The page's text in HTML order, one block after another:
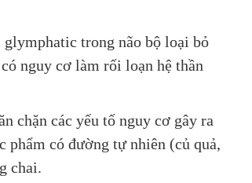
trong não bộ loại bỏ
nguy cơ làm rối loạn hệ thần
chặn các yếu tố nguy cơ gây ra
phẩm có đường tự nhiên (củ quả,
chai.